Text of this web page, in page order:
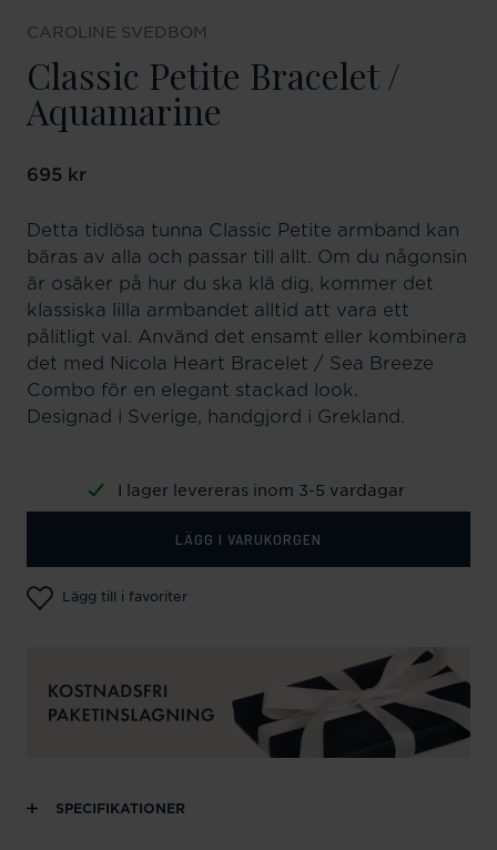
CAROLINE SVEDBOM
Classic Petite Bracelet /
Aquamarine
Pris :695 kr
695 kr
Detta tidlösa tunna Classic Petite armband kan
bäras av alla och passar till allt. Om du någonsin
är osäker på hur du ska klä dig, kommer det
klassiska lilla armbandet alltid att vara ett
pålitligt val. Använd det ensamt eller kombinera
det med Nicola Heart Bracelet / Sea Breeze
Combo för en elegant stackad look.
Designad i Sverige, handgjord i Grekland.
I lager levereras inom 3-5 vardagar
LÄGG I VARUKORGEN
Lägg till i favoriter
SPECIFIKATIONER